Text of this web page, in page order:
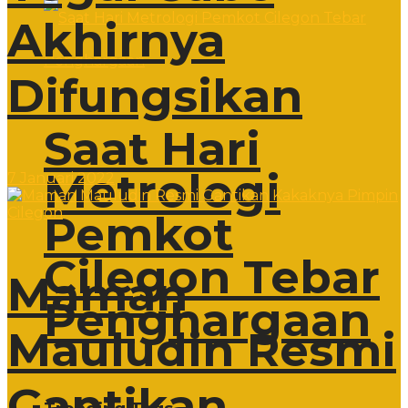
Saat Hari
Metrologi
Pemkot
Cilegon Tebar
Penghargaan
Akhirnya
Difungsikan
7 Januari 2022
Maman
Mauludin Resmi